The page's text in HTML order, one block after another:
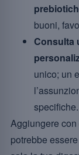
buoni,
Consulta
unico; un
specifiche.
Aggiungere
potrebbe